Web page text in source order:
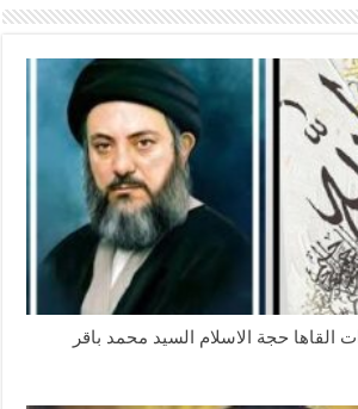
القاها حجة الاسلام السيد محمد باقر